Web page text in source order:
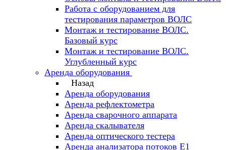
Работа с оборудованием для
тестирования параметров ВОЛС
Монтаж и тестирование ВОЛС.
Базовый курс
Монтаж и тестирование ВОЛС.
Углубленный курс
Аренда оборудования
Назад
Аренда оборудования
Аренда рефлектометра
Аренда сварочного аппарата
Аренда скалывателя
Аренда оптического тестера
Аренда анализатора потоков Е1